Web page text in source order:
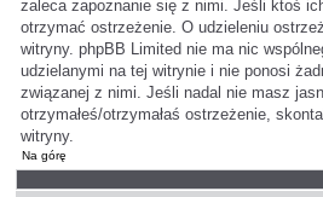
zaleca zapoznanie się z nimi. Jeśli ktoś
otrzymać ostrzeżenie. O udzieleniu
witryny. phpBB Limited nie ma nic
udzielanymi na tej witrynie i nie ponosi
związanej z nimi. Jeśli nadal nie masz
otrzymałeś/otrzymałaś ostrzeżenie,
witryny.
Na górę